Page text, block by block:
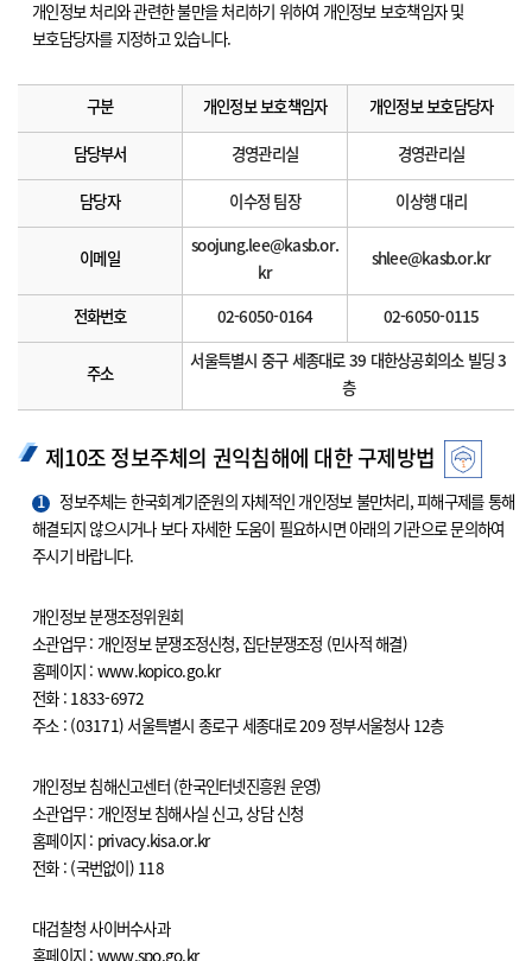
개인정보 처리와 관련한 불만을 처리하기 위하여 개인정보 보호책임자 및
보호담당자를 지정하고 있습니다.
구분 개인정보 보호책임자 개인정보 보호담당자
담당부서 경영관리실 경영관리실
담당자 이수정 팀장 이상행 대리
이메일
soojung.lee@kasb.or.
kr
shlee@kasb.or.kr
전화번호 02-6050-0164 02-6050-0115
주소
서울특별시 중구 세종대로 39 대한상공회의소 빌딩 3
층
제10조 정보주체의 권익침해에 대한 구제방법
1
정보주체는 한국회계기준원의 자체적인 개인정보 불만처리, 피해구제를 통해
해결되지 않으시거나 보다 자세한 도움이 필요하시면 아래의 기관으로 문의하여
주시기 바랍니다.
개인정보 분쟁조정위원회
소관업무 : 개인정보 분쟁조정신청, 집단분쟁조정 (민사적 해결)
홈페이지 : www.kopico.go.kr
전화 : 1833-6972
주소 : (03171) 서울특별시 종로구 세종대로 209 정부서울청사 12층
개인정보 침해신고센터 (한국인터넷진흥원 운영)
소관업무 : 개인정보 침해사실 신고, 상담 신청
홈페이지 : privacy.kisa.or.kr
전화 : (국번없이) 118
대검찰청 사이버수사과
홈페이지 : www.spo.go.kr